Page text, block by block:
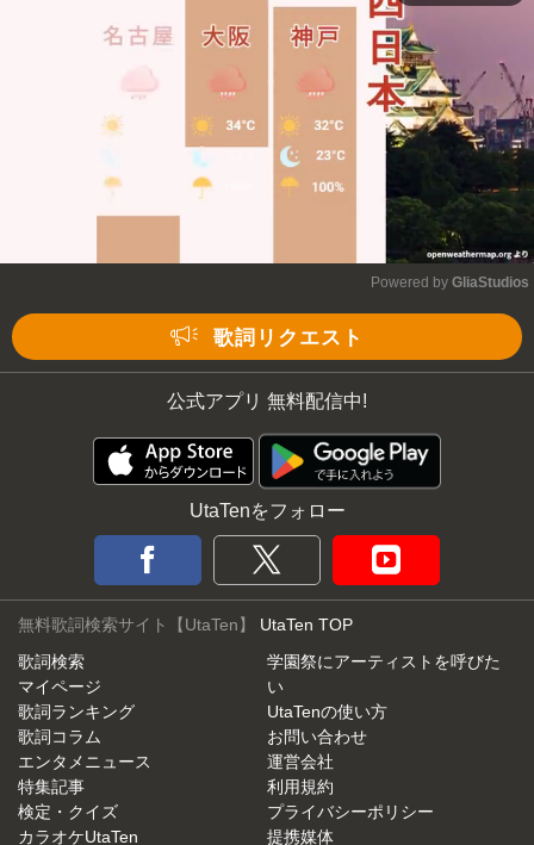
Mute
Powered by GliaStudios
歌詞リクエスト
公式アプリ 無料配信中!
UtaTenをフォロー
無料歌詞検索サイト【UtaTen】 UtaTen TOP
歌詞検索
マイページ
歌詞ランキング
歌詞コラム
エンタメニュース
特集記事
検定・クイズ
カラオケUtaTen
学園祭にアーティストを呼びた
い
UtaTenの使い方
お問い合わせ
運営会社
利用規約
プライバシーポリシー
提携媒体